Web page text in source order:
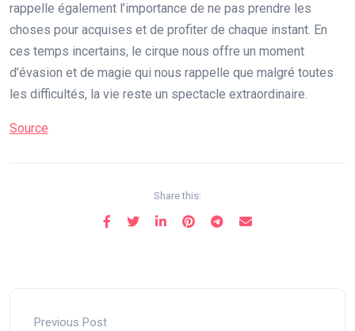
rappelle également l’importance de ne pas prendre les
choses pour acquises et de profiter de chaque instant. En
ces temps incertains, le cirque nous offre un moment
d’évasion et de magie qui nous rappelle que malgré toutes
les difficultés, la vie reste un spectacle extraordinaire.
Source
Share this:
Previous Post